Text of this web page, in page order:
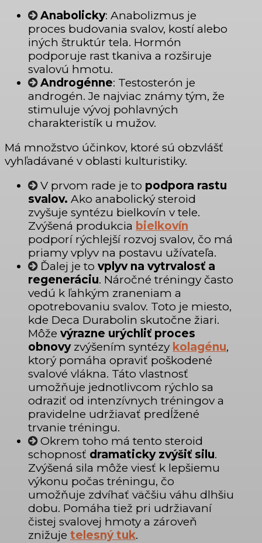
Anabolicky: Anabolizmus je
proces budovania svalov, kostí alebo
iných štruktúr tela. Hormón
podporuje rast tkaniva a rozširuje
svalovú hmotu.
Androgénne: Testosterón je
androgén. Je najviac známy tým, že
stimuluje vývoj pohlavných
charakteristík u mužov.
Má množstvo účinkov, ktoré sú obzvlášť
vyhľadávané v oblasti kulturistiky.
V prvom rade je to podpora rastu
svalov. Ako anabolický steroid
zvyšuje syntézu bielkovín v tele.
Zvýšená produkcia bielkovín
podporí rýchlejší rozvoj svalov, čo má
priamy vplyv na postavu užívateľa.
Ďalej je to vplyv na vytrvalosť a
regeneráciu. Náročné tréningy často
vedú k ľahkým zraneniam a
opotrebovaniu svalov. Toto je miesto,
kde Deca Durabolin skutočne žiari.
Môže výrazne urýchliť proces
obnovyzvýšením syntézy kolagénu,
ktorý pomáha opraviť poškodené
svalové vlákna. Táto vlastnosť
umožňuje jednotlivcom rýchlo sa
odraziť od intenzívnych tréningov a
pravidelne udržiavať predĺžené
trvanie tréningu.
Okrem toho má tento steroid
schopnosť dramaticky zvýšiť silu.
Zvýšená sila môže viesť k lepšiemu
výkonu počas tréningu, čo
umožňuje zdvíhať väčšiu váhu dlhšiu
dobu. Pomáha tiež pri udržiavaní
čistej svalovej hmoty a zároveň
znižuje telesný tuk.